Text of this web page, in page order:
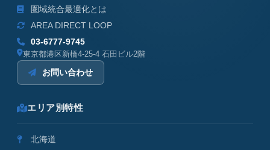
圏域統合最適化とは
AREA DIRECT LOOP
03-6777-9745
東京都港区新橋4-25-4 石田ビル2階
お問い合わせ
エリア別特性
北海道